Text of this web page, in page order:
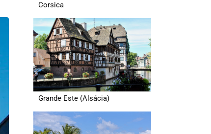
Corsica
Grande Este (Alsácia)